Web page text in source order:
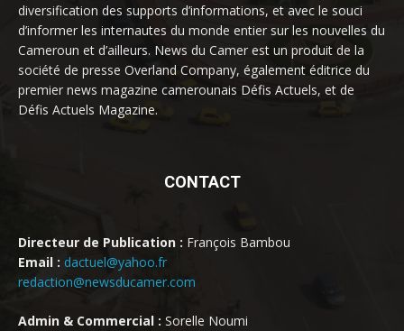
diversification des supports d’informations, et avec le souci
d’informer les internautes du monde entier sur les nouvelles du
Cameroun et d’ailleurs. News du Camer est un produit de la
société de presse Overland Company, également éditrice du
premier news magazine camerounais Défis Actuels, et de
Défis Actuels Magazine.
CONTACT
Directeur de Publication : François Bambou
Email : dactuel@yahoo.fr
redaction@newsducamer.com
Admin & Commercial : Sorelle Noumi